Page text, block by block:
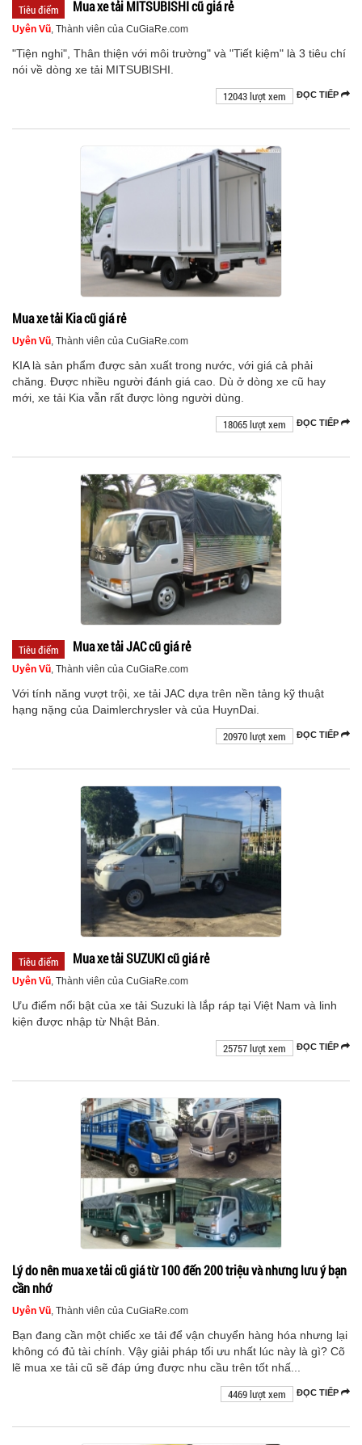
Tiêu điểm Mua xe tải MITSUBISHI cũ giá rẻ
Uyên Vũ, Thành viên của CuGiaRe.com
"Tiện nghi", Thân thiện với môi trường" và "Tiết kiệm" là 3 tiêu chí
nói về dòng xe tải MITSUBISHI.
ĐỌC TIẾP
12043 lượt xem
Mua xe tải Kia cũ giá rẻ
Uyên Vũ, Thành viên của CuGiaRe.com
KIA là sản phẩm được sản xuất trong nước, với giá cả phải
chăng. Được nhiều người đánh giá cao. Dù ở dòng xe cũ hay
mới, xe tải Kia vẫn rất được lòng người dùng.
ĐỌC TIẾP
18065 lượt xem
Tiêu điểm Mua xe tải JAC cũ giá rẻ
Uyên Vũ, Thành viên của CuGiaRe.com
Với tính năng vượt trội, xe tải JAC dựa trên nền tảng kỹ thuật
hạng nặng của Daimlerchrysler và của HuynDai.
ĐỌC TIẾP
20970 lượt xem
Tiêu điểm Mua xe tải SUZUKI cũ giá rẻ
Uyên Vũ, Thành viên của CuGiaRe.com
Ưu điểm nổi bật của xe tải Suzuki là lắp ráp tại Việt Nam và linh
kiện được nhập từ Nhật Bản.
ĐỌC TIẾP
25757 lượt xem
Lý do nên mua xe tải cũ giá từ 100 đến 200 triệu và nhưng lưu ý bạn
cần nhớ
Uyên Vũ, Thành viên của CuGiaRe.com
Bạn đang cần một chiếc xe tải để vận chuyển hàng hóa nhưng lại
không có đủ tài chính. Vậy giải pháp tối ưu nhất lúc này là gì? Cõ
lẽ mua xe tải cũ sẽ đáp ứng được nhu cầu trên tốt nhấ...
ĐỌC TIẾP
4469 lượt xem